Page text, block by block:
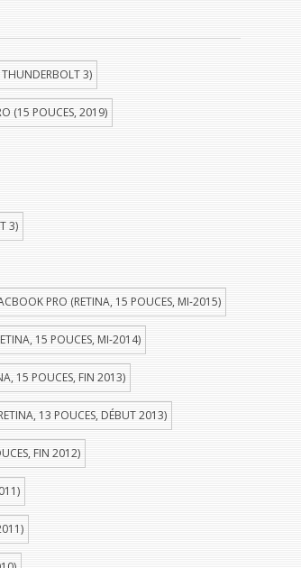
3)
(15 POUCES, 2019)
3)
PRO (RETINA, 15 POUCES, MI-2015)
15 POUCES, MI-2014)
15 POUCES, FIN 2013)
13 POUCES, DÉBUT 2013)
FIN 2012)